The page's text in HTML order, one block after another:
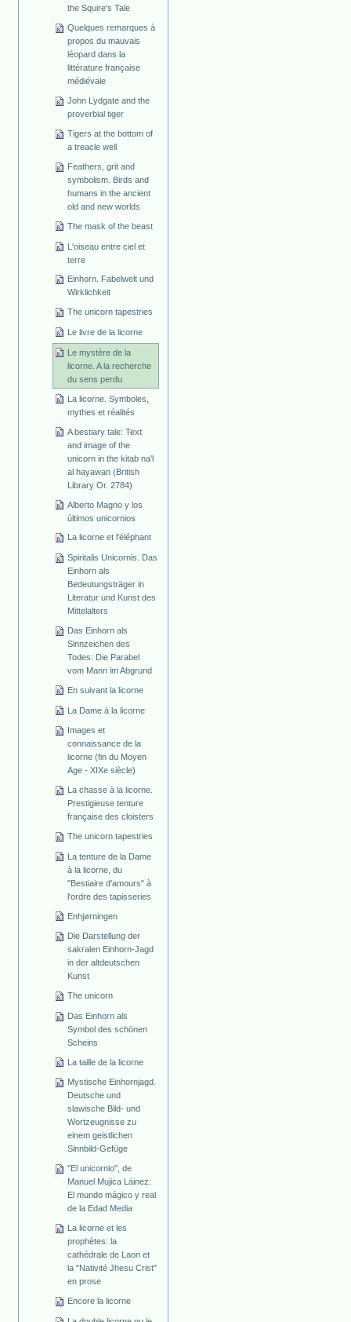
the Squire's Tale
Quelques remarques à
propos du mauvais
léopard dans la
littérature française
médiévale
John Lydgate and the
proverbial tiger
Tigers at the bottom of
a treacle well
Feathers, grit and
symbolism. Birds and
humans in the ancient
old and new worlds
The mask of the beast
L'oiseau entre ciel et
terre
Einhorn. Fabelwelt und
Wirklichkeit
The unicorn tapestries
Le livre de la licorne
Le mystère de la
licorne. A la recherche
du sens perdu
La licorne. Symboles,
mythes et réalités
A bestiary tale: Text
and image of the
unicorn in the kitab na'l
al hayawan (British
Library Or. 2784)
Alberto Magno y los
últimos unicornios
La licorne et l'éléphant
Spiritalis Unicornis. Das
Einhorn als
Bedeutungsträger in
Literatur und Kunst des
Mittelalters
Das Einhorn als
Sinnzeichen des
Todes: Die Parabel
vom Mann im Abgrund
En suivant la licorne
La Dame à la licorne
Images et
connaissance de la
licorne (fin du Moyen
Age - XIXe siècle)
La chasse à la licorne.
Prestigieuse tenture
française des cloisters
The unicorn tapestries
La tenture de la Dame
à la licorne, du
"Bestiaire d'amours" à
l'ordre des tapisseries
Enhjørningen
Die Darstellung der
sakralen Einhorn-Jagd
in der altdeutschen
Kunst
The unicorn
Das Einhorn als
Symbol des schönen
Scheins
La taille de la licorne
Mystische Einhornjagd.
Deutsche und
slawische Bild- und
Wortzeugnisse zu
einem geistlichen
Sinnbild-Gefüge
"El unicornio", de
Manuel Mujica Láinez:
El mundo mágico y real
de la Edad Media
La licorne et les
prophètes: la
cathédrale de Laon et
la "Nativité Jhesu Crist"
en prose
Encore la licorne